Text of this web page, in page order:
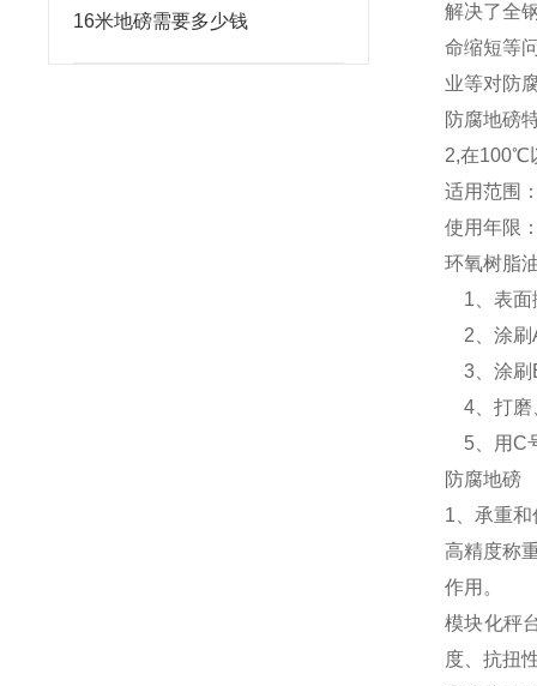
16米地磅需要多少钱
解决了全
命缩短等
业等对防
防腐地磅
2,在100℃
适用范围
使用年限
环氧树脂
1、表面
2、涂刷
3、涂刷
4、打磨
5、用C
防腐地磅
1、承重
高精度称
作用。
模块化秤
度、抗扭